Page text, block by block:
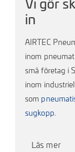
Vi gör
in
AIRTEC
inom
små företag i
inom
som
sugkopp.
Läs mer